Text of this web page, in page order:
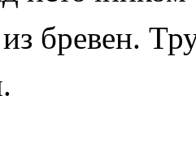
бревен.